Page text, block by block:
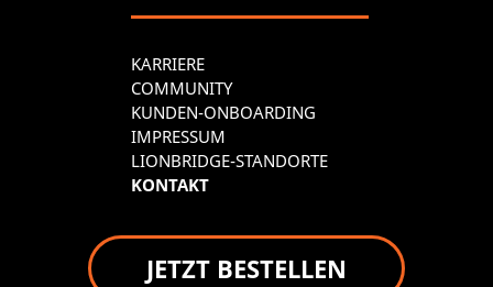
KARRIERE
COMMUNITY
KUNDEN-ONBOARDING
IMPRESSUM
LIONBRIDGE-STANDORTE
KONTAKT
JETZT BESTELLEN